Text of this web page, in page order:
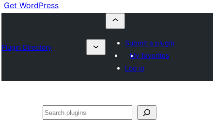
Get WordPress
Plugin Directory
Submit a plugin
My favorites
Log in
ค้นหา